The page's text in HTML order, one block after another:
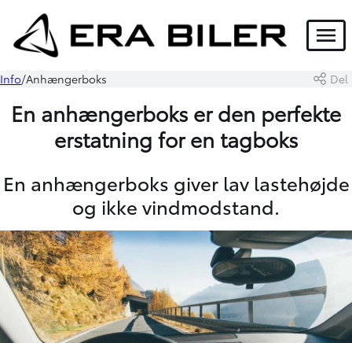
Menu
Info Anhængerboks Del
En anhængerboks er den perfekte
erstatning for en tagboks
En anhængerboks giver lav lastehøjde
og ikke vindmodstand.